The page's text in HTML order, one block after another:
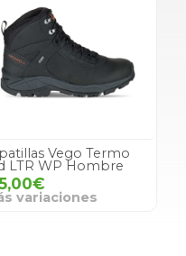
Vego Termo
LTR WP Hombre
variaciones